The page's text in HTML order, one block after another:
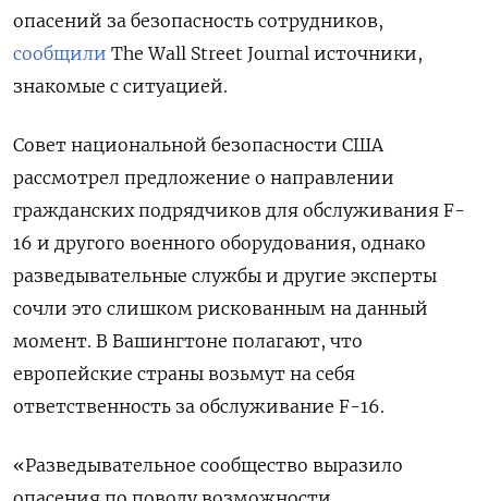
опасений за безопасность сотрудников,
сообщили The Wall Street Journal источники,
знакомые с ситуацией.
Совет национальной безопасности США
рассмотрел предложение о направлении
гражданских подрядчиков для обслуживания F-
16 и другого военного оборудования, однако
разведывательные службы и другие эксперты
сочли это слишком рискованным на данный
момент. В Вашингтоне полагают, что
европейские страны возьмут на себя
ответственность за обслуживание F-16.
«Разведывательное сообщество выразило